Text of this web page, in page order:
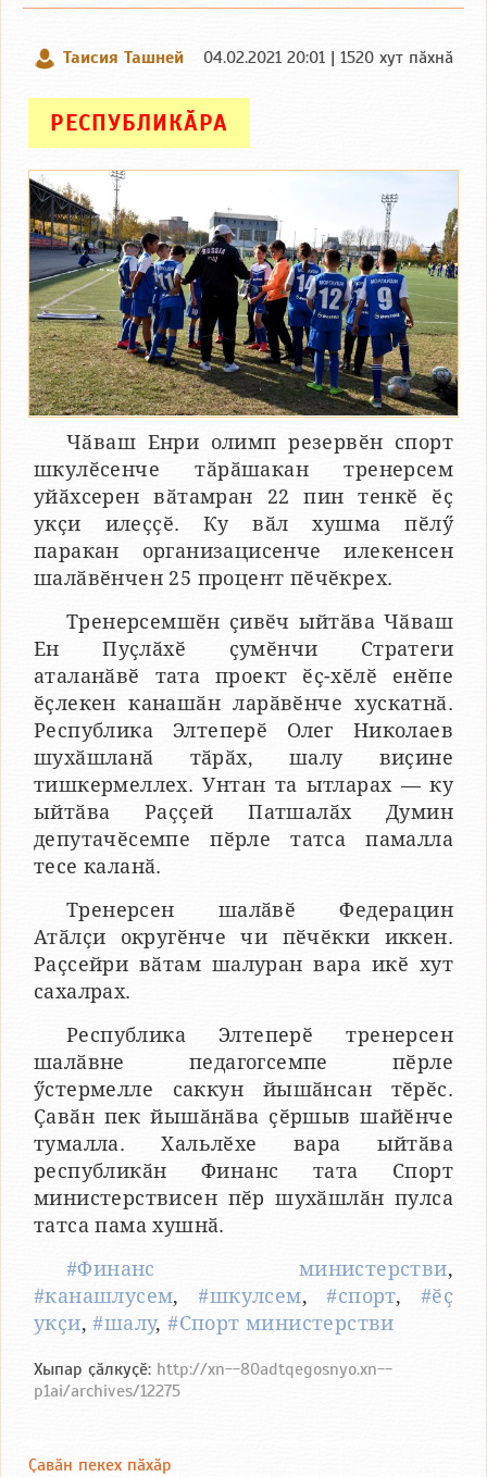
Таисия Ташней 04.02.2021 20:01 | 1520 хут пӑхнӑ
РЕСПУБЛИКӐРА
Чӑваш Енри олимп резервӗн спорт
шкулӗсенче тӑрӑшакан тренерсем
уйӑхсерен вӑтамран 22 пин тенкӗ ӗҫ
укҫи илеҫҫӗ. Ку вӑл хушма пӗлӳ
паракан организацисенче илекенсен
шалӑвӗнчен 25 процент пӗчӗкрех.
Тренерсемшӗн ҫивӗч ыйтӑва Чӑваш
Ен Пуҫлӑхӗ ҫумӗнчи Стратеги
аталанӑвӗ тата проект ӗҫ-хӗлӗ енӗпе
ӗҫлекен канашӑн ларӑвӗнче хускатнӑ.
Республика Элтеперӗ Олег Николаев
шухӑшланӑ тӑрӑх, шалу виҫине
тишкермеллех. Унтан та ытларах — ку
ыйтӑва Раҫҫей Патшалӑх Думин
депутачӗсемпе пӗрле татса памалла
тесе каланӑ.
Тренерсен шалӑвӗ Федерацин
Атӑлҫи округӗнче чи пӗчӗкки иккен.
Раҫсейри вӑтам шалуран вара икӗ хут
сахалрах.
Республика Элтеперӗ тренерсен
шалӑвне педагогсемпе пӗрле
ӳстермелле саккун йышӑнсан тӗрӗс.
Ҫавӑн пек йышӑнӑва ҫӗршыв шайӗнче
тумалла. Хальлӗхе вара ыйтӑва
республикӑн Финанс тата Спорт
министерствисен пӗр шухӑшлӑн пулса
татса пама хушнӑ.
#Финанс министерстви,
#канашлусем,#шкулсем,#спорт, #ӗҫ
укҫи,#шалу,#Спорт министерстви
Хыпар ҫӑлкуҫӗ: http://xn--80adtqegosnyo.xn--
p1ai/archives/12275
Ҫавӑн пекех пӑхӑр